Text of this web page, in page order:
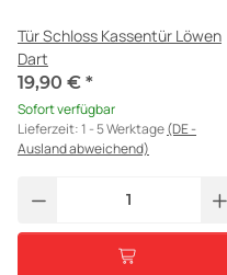
Tür Schloss Kassentür Löwen
Dart
19,90 € *
Sofort verfügbar
Lieferzeit:1 - 5 Werktage(DE -
Ausland abweichend)